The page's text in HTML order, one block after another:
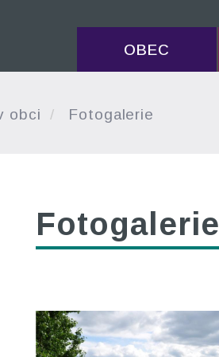
OBEC
obci Fotogalerie
Fotogalerie